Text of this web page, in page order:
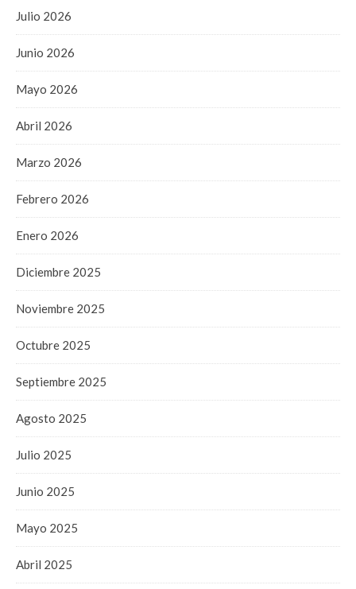
Julio 2026
Junio 2026
Mayo 2026
Abril 2026
Marzo 2026
Febrero 2026
Enero 2026
Diciembre 2025
Noviembre 2025
Octubre 2025
Septiembre 2025
Agosto 2025
Julio 2025
Junio 2025
Mayo 2025
Abril 2025